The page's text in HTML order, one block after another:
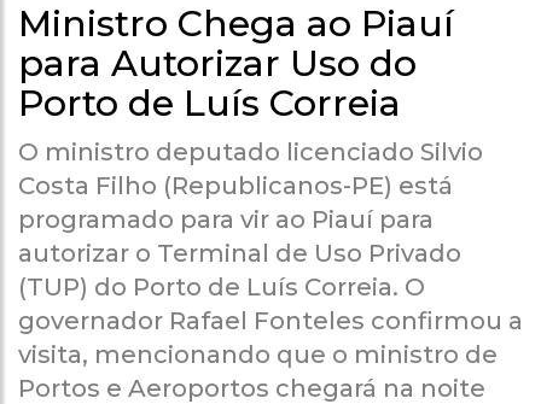
Ministro Chega ao Piauí
para Autorizar Uso do
Porto de Luís Correia
O ministro deputado licenciado Silvio
Costa Filho (Republicanos-PE) está
programado para vir ao Piauí para
autorizar o Terminal de Uso Privado
(TUP) do Porto de Luís Correia. O
governador Rafael Fonteles confirmou a
visita, mencionando que o ministro de
Portos e Aeroportos chegará na noite